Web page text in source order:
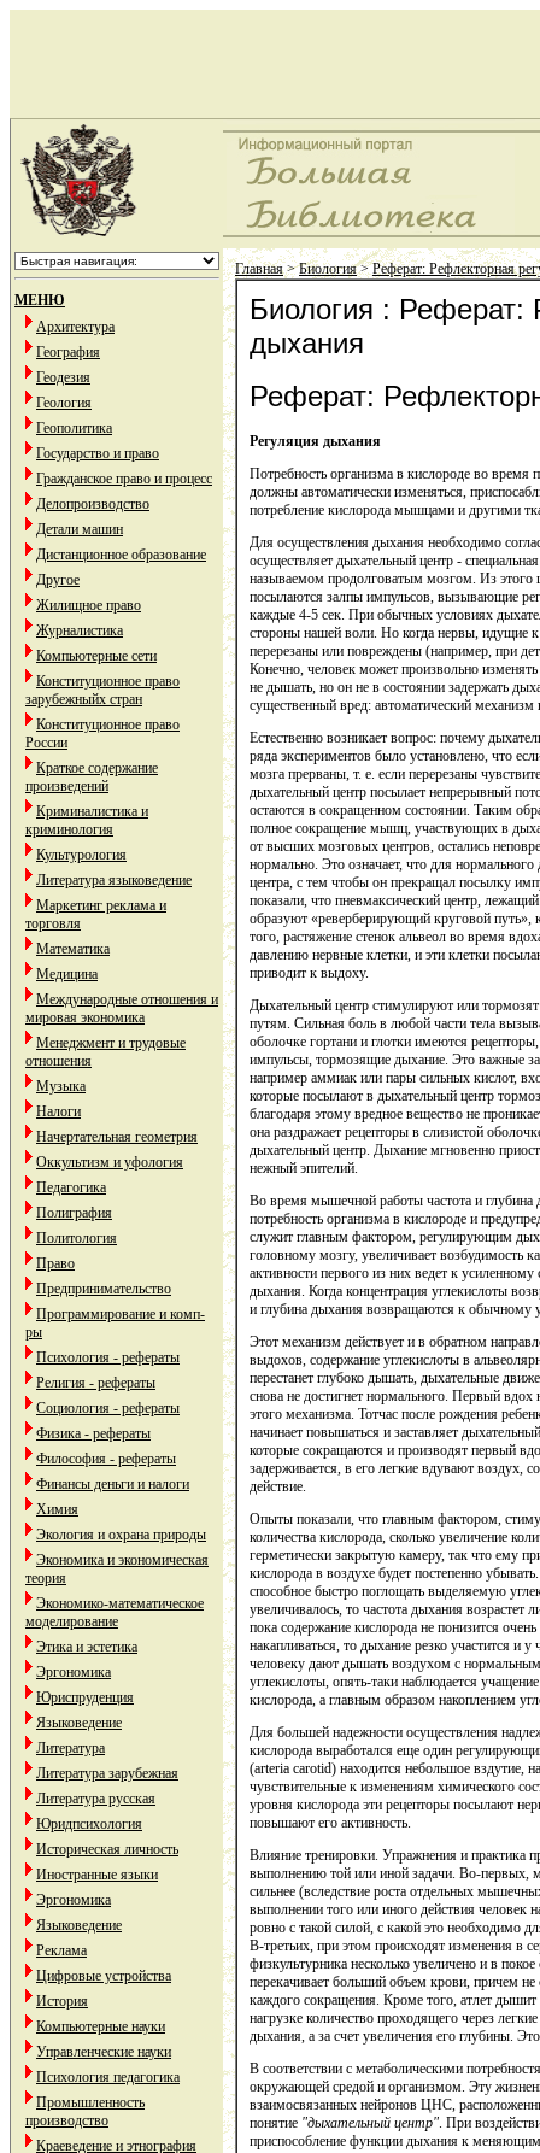
МЕНЮ
Архитектура
География
Геодезия
Геология
Геополитика
Государство и право
Гражданское право и процесс
Делопроизводство
Детали машин
Дистанционное образование
Другое
Жилищное право
Журналистика
Компьютерные сети
Конституционное право
зарубежныйх стран
Конституционное право
России
Краткое содержание
произведений
Криминалистика и
криминология
Культурология
Литература языковедение
Маркетинг реклама и
торговля
Математика
Медицина
Международные отношения и
мировая экономика
Менеджмент и трудовые
отношения
Музыка
Налоги
Начертательная геометрия
Оккультизм и уфология
Педагогика
Полиграфия
Политология
Право
Предпринимательство
Программирование и комп-
ры
Психология - рефераты
Религия - рефераты
Социология - рефераты
Физика - рефераты
Философия - рефераты
Финансы деньги и налоги
Химия
Экология и охрана природы
Экономика и экономическая
теория
Экономико-математическое
моделирование
Этика и эстетика
Эргономика
Юриспруденция
Языковедение
Литература
Литература зарубежная
Литература русская
Юридпсихология
Историческая личность
Иностранные языки
Эргономика
Языковедение
Реклама
Цифровые устройства
История
Компьютерные науки
Управленческие науки
Психология педагогика
Промышленность
производство
Краеведение и этнография
Главная>Биология>Реферат: Рефлекторная
Биология : Реферат:
дыхания
Реферат:
Регуляция дыхания
Потребность организма в кислороде во время
должны автоматически изменяться,
потребление кислорода мышцами и другими
Для осуществления дыхания необходимо
осуществляет дыхательный центр -
называемом продолговатым мозгом. Из
посылаются залпы импульсов, вызывающие
каждые 4-5 сек. При обычных условиях
стороны нашей воли. Но когда нервы,
перерезаны или повреждены (например, при
Конечно, человек может произвольно
не дышать, но он не в состоянии задержать
существенный вред: автоматический механизм
Естественно возникает вопрос: почему
ряда экспериментов было установлено, что
мозга прерваны, т. е. если перерезаны
дыхательный центр посылает непрерывный
остаются в сокращенном состоянии. Таким
полное сокращение мышц, участвующих в
от высших мозговых центров, остались
нормально. Это означает, что для
центра, с тем чтобы он прекращал посылку
показали, что пневмаксический центр,
образуют «реверберирующий круговой путь»,
того, растяжение стенок альвеол во время
давлению нервные клетки, и эти клетки
приводит к выдоху.
Дыхательный центр стимулируют или
путям. Сильная боль в любой части тела
оболочке гортани и глотки имеются
импульсы, тормозящие дыхание. Это важные
например аммиак или пары сильных кислот,
которые посылают в дыхательный центр
благодаря этому вредное вещество не
она раздражает рецепторы в слизистой
дыхательный центр. Дыхание мгновенно
нежный эпителий.
Во время мышечной работы частота и
потребность организма в кислороде и
служит главным фактором, регулирующим
головному мозгу, увеличивает возбудимость
активности первого из них ведет к
дыхания. Когда концентрация углекислоты
и глубина дыхания возвращаются к обычному
Этот механизм действует и в обратном
выдохов, содержание углекислоты в
перестанет глубоко дышать, дыхательные
снова не достигнет нормального. Первый
этого механизма. Тотчас после рождения
начинает повышаться и заставляет
которые сокращаются и производят первый
задерживается, в его легкие вдувают воздух,
действие.
Опыты показали, что главным фактором,
количества кислорода, сколько увеличение
герметически закрытую камеру, так что ему
кислорода в воздухе будет постепенно
способное быстро поглощать выделяемую
увеличивалось, то частота дыхания возрастет
пока содержание кислорода не понизится
накапливаться, то дыхание резко участится и
человеку дают дышать воздухом с
углекислоты, опять-таки наблюдается
кислорода, а главным образом накоплением
Для большей надежности осуществления
кислорода выработался еще один
(arteria carotid) находится небольшое вздутие,
чувствительные к изменениям химического
уровня кислорода эти рецепторы посылают
повышают его активность.
Влияние тренировки. Упражнения и практика
выполнению той или иной задачи. Во-первых,
сильнее (вследствие роста отдельных
выполнении того или иного действия человек
ровно с такой силой, с какой это необходимо
В-третьих, при этом происходят изменения в
физкультурника несколько увеличено и в
перекачивает больший объем крови, причем не
каждого сокращения. Кроме того, атлет
нагрузке количество проходящего через
дыхания, а за счет увеличения его глубины.
В соответствии с метаболическими
окружающей средой и организмом. Эту
взаимосвязанных нейронов ЦНС,
понятие "дыхательный центр". При
приспособление функции дыхания к